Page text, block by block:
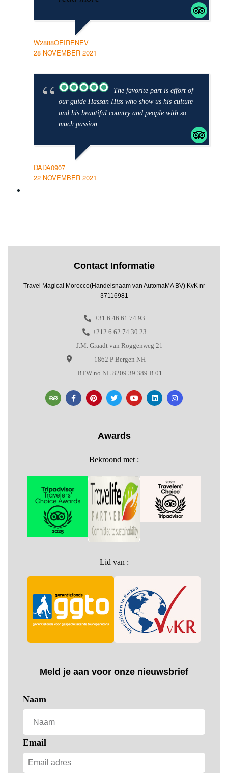
W2888OEIRENEV
28 NOVEMBER 2021
The favorite part is effort of
our guide Hassan Hiss who show us his culture
and his beautiful country and people with so
much passion.
DADA0907
22 NOVEMBER 2021
Contact Informatie
Travel Magical Morocco(Handelsnaam van AutomaMA BV) KvK nr
37116981
+31 6 46 61 74 93
+212 6 62 74 30 23
J.M. Graadt van Roggenweg 21
1862 P Bergen NH
BTW no NL 8209.39.389.B.01
Awards
Bekroond met :
Lid van :
Meld je aan voor onze nieuwsbrief
Naam
Email